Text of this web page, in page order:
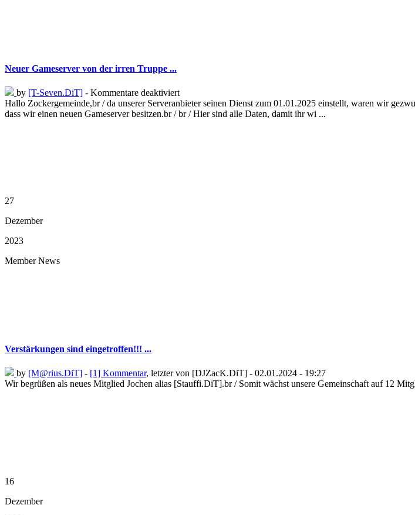
Neuer Gameserver von der irren Truppe ...
by [T-Seven.DiT] - Kommentare deaktiviert
Hallo Zockergemeinde,br / da unserer Serveranbieter seinen Dienst zum 01.01.2025 einstellt, waren wir
dass wir einen neuen Gameserver besitzen.br / br / Hier sind alle Daten, damit ihr wi ...
27
Dezember
2023
Member News
Verstärkungen sind eingetroffen!!! ...
by [M@rius.DiT] - [1] Kommentar, letzter von [DJZacK.DiT] - 02.01.2024 - 19:27
Wir begrüßen als neues Mitglied Jochen alias [Stauffi.DiT].br / Somit wächst unsere Gemeinschaft auf 12
16
Dezember